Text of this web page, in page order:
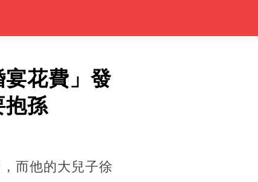
花費」發
孫
而他的大兒子徐